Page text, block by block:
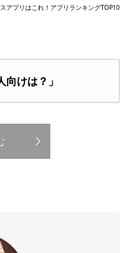
アプリはこれ！アプリランキングTOP10
けは？」